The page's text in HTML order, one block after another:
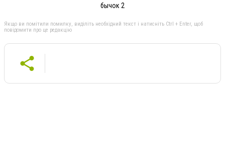
бычок 2
Якщо ви помітили помилку, виділіть необхідний текст і натисніть Ctrl + Enter, щоб
повідомити про це редакцію